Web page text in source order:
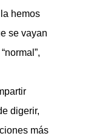
hemos
se vayan
digerir,
más